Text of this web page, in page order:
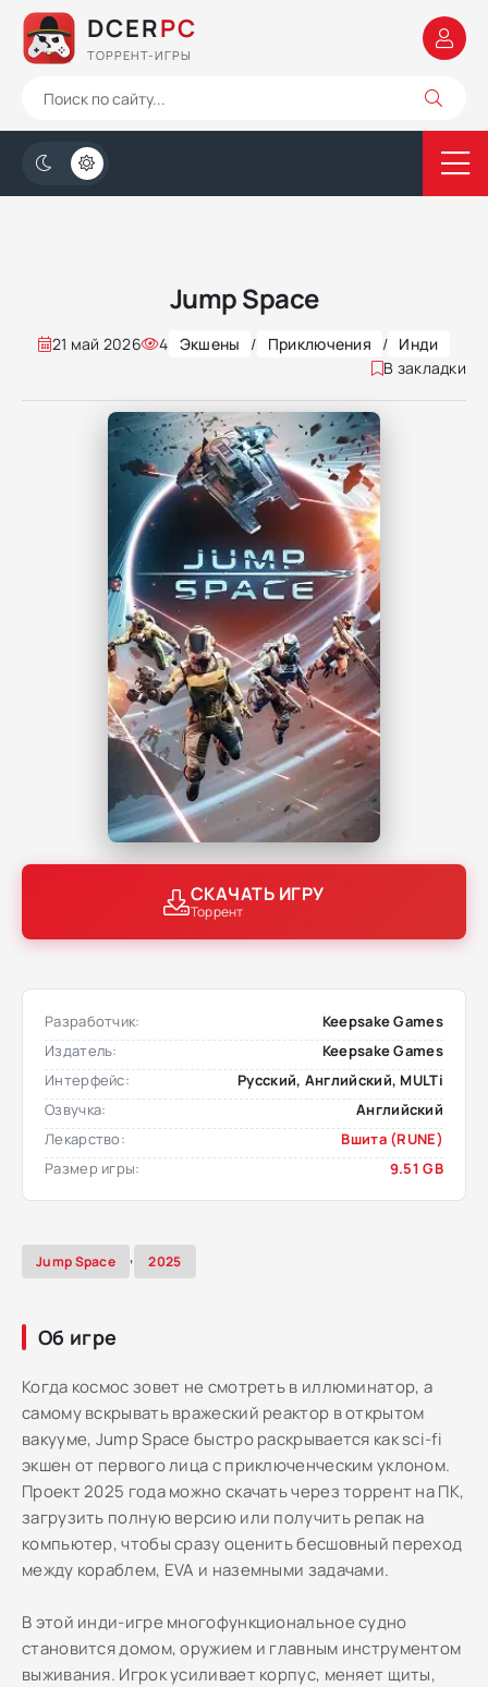
DCERPC
ТОРРЕНТ-ИГРЫ
Jump Space
21 май 2026 4 Экшены / Приключения / Инди
В закладки
СКАЧАТЬ ИГРУ
Торрент
Разработчик:
Keepsake Games
Издатель:
Keepsake Games
Интерфейс:
Русский, Английский, MULTi
Озвучка:
Английский
Лекарство:
Вшита (RUNE)
Размер игры:
9.51 GB
Jump Space , 2025
Об игре
Когда космос зовет не смотреть в иллюминатор, а
самому вскрывать вражеский реактор в открытом
вакууме, Jump Space быстро раскрывается как sci-fi
экшен от первого лица с приключенческим уклоном.
Проект 2025 года можно скачать через торрент на ПК,
загрузить полную версию или получить репак на
компьютер, чтобы сразу оценить бесшовный переход
между кораблем, EVA и наземными задачами.
В этой инди-игре многофункциональное судно
становится домом, оружием и главным инструментом
выживания. Игрок усиливает корпус, меняет щиты,